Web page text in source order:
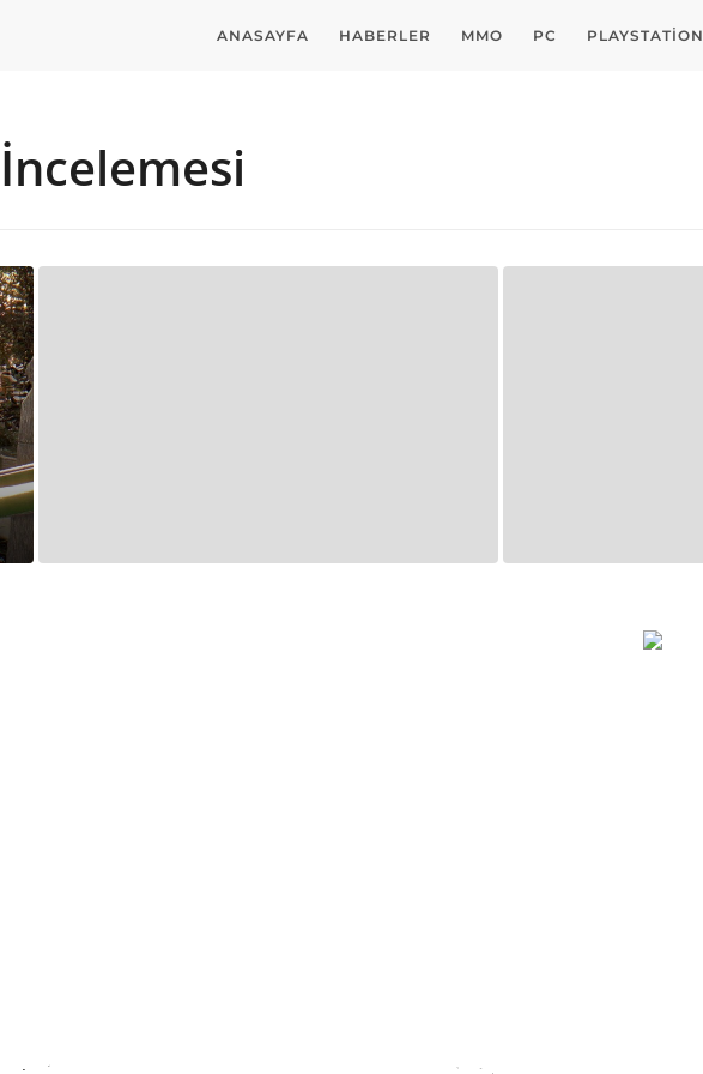
ANASAYFA HABERLER MMO PC PLAYSTATION